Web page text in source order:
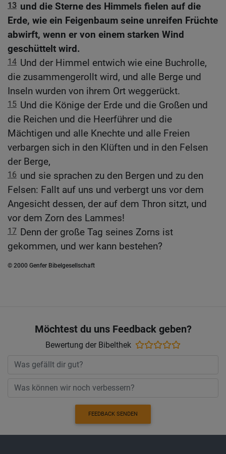
13 und die Sterne des Himmels fielen auf die
Erde, wie ein Feigenbaum seine unreifen Früchte
abwirft, wenn er von einem starken Wind
geschüttelt wird.
14 Und der Himmel entwich wie eine Buchrolle,
die zusammengerollt wird, und alle Berge und
Inseln wurden von ihrem Ort weggerückt.
15 Und die Könige der Erde und die Großen und
die Reichen und die Heerführer und die
Mächtigen und alle Knechte und alle Freien
verbargen sich in den Klüften und in den Felsen
der Berge,
16 und sie sprachen zu den Bergen und zu den
Felsen: Fallt auf uns und verbergt uns vor dem
Angesicht dessen, der auf dem Thron sitzt, und
vor dem Zorn des Lammes!
17 Denn der große Tag seines Zorns ist
gekommen, und wer kann bestehen?
© 2000 Genfer Bibelgesellschaft
Möchtest du uns Feedback geben?
Bewertung der Bibelthek
FEEDBACK SENDEN